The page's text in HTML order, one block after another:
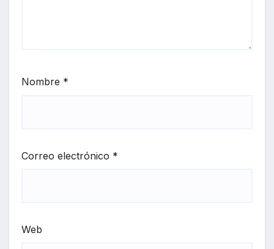
Nombre *
Correo electrónico *
Web